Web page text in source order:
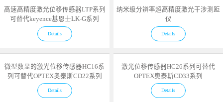
高速高精度激光位移传感器LTP系列
可替代keyence基恩士LK-G系列
Details
纳米级分辨率超高精度激光干涉测距
仪
Details
微型数显的激光位移传感器HC16系
列可替代OPTEX奥泰斯CD22系列
Details
激光位移传感器HC26系列可替代
OPTEX奥泰斯CD33系列
Details